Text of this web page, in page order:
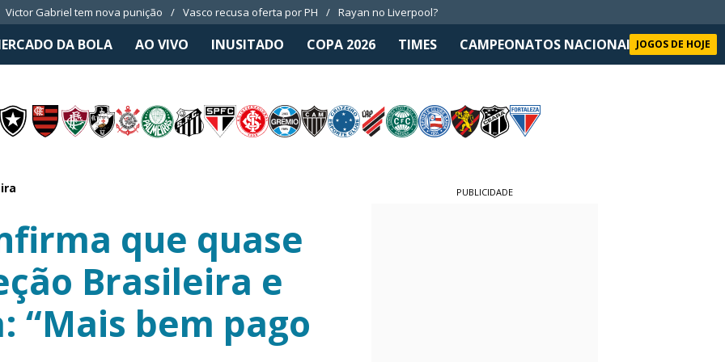
Victor Gabriel tem nova punição Vasco recusa oferta por PH Rayan no Liverpool?
DA BOLA AO VIVO INUSITADO COPA 2026 TIMES CAMPEONATOS NACIONAIS SELEÇÃO
JOGOS DE HOJE
que quase
Brasileira e
bem pago
PUBLICIDADE